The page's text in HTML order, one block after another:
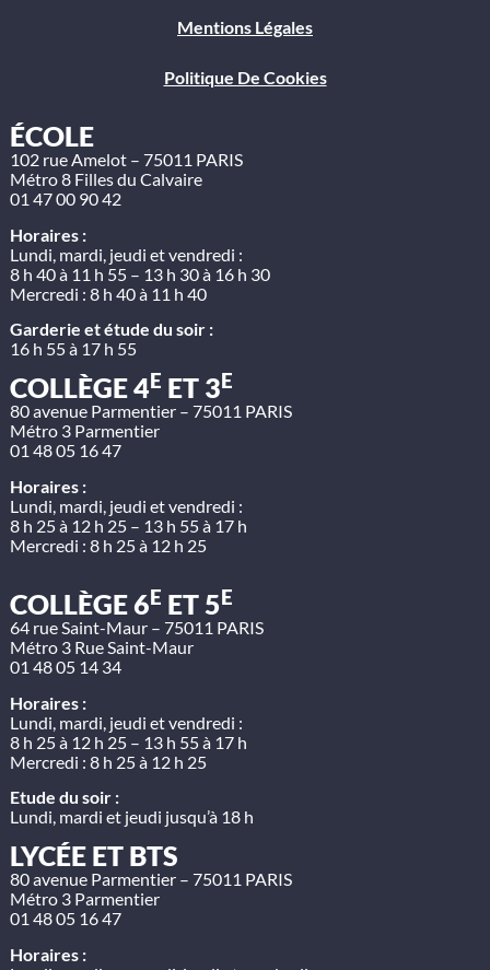
Mentions Légales
Politique De Cookies
ÉCOLE
102 rue Amelot – 75011 PARIS
Métro 8 Filles du Calvaire
01 47 00 90 42
Horaires :
Lundi, mardi, jeudi et vendredi :
8 h 40 à 11 h 55 – 13 h 30 à 16 h 30
Mercredi : 8 h 40 à 11 h 40
Garderie et étude du soir :
16 h 55 à 17 h 55
COLLÈGE 4E ET 3E
80 avenue Parmentier – 75011 PARIS
Métro 3 Parmentier
01 48 05 16 47
Horaires :
Lundi, mardi, jeudi et vendredi :
8 h 25 à 12 h 25 – 13 h 55 à 17 h
Mercredi : 8 h 25 à 12 h 25
COLLÈGE 6E ET 5E
64 rue Saint-Maur – 75011 PARIS
Métro 3 Rue Saint-Maur
01 48 05 14 34
Horaires :
Lundi, mardi, jeudi et vendredi :
8 h 25 à 12 h 25 – 13 h 55 à 17 h
Mercredi : 8 h 25 à 12 h 25
Etude du soir :
Lundi, mardi et jeudi jusqu’à 18 h
LYCÉE ET BTS
80 avenue Parmentier – 75011 PARIS
Métro 3 Parmentier
01 48 05 16 47
Horaires :